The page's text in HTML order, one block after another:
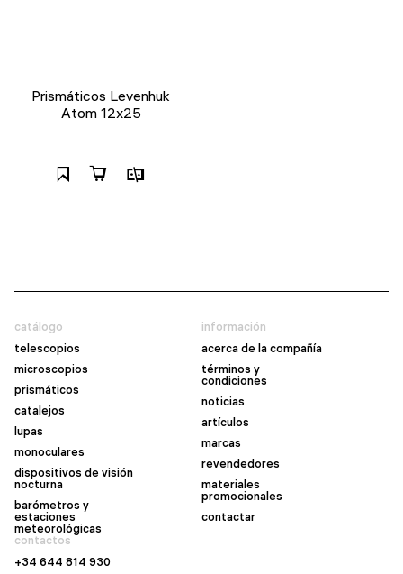
Prismáticos Levenhuk
Atom 12x25
catálogo
telescopios
microscopios
prismáticos
catalejos
lupas
monoculares
dispositivos de visión
nocturna
barómetros y
estaciones
meteorológicas
información
acerca de la compañía
términos y
condiciones
noticias
artículos
marcas
revendedores
materiales
promocionales
contactar
contactos
+34 644 814 930